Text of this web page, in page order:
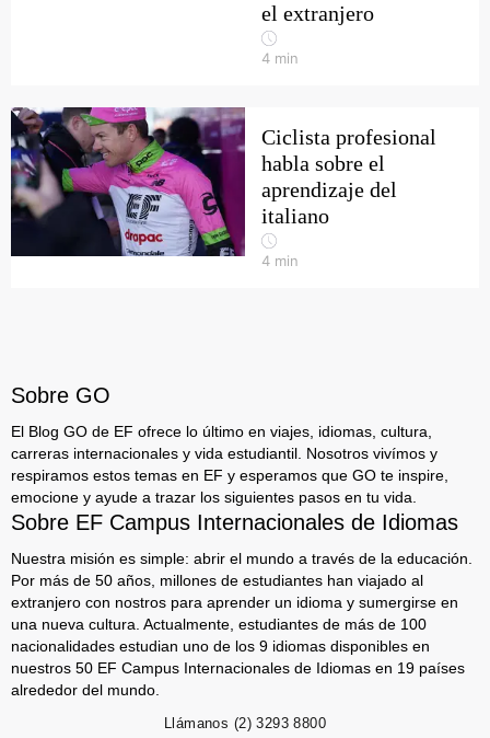
el extranjero
4 min
Ciclista profesional
habla sobre el
aprendizaje del
italiano
4 min
Sobre GO
El Blog GO de EF ofrece lo último en viajes, idiomas, cultura,
carreras internacionales y vida estudiantil. Nosotros vivímos y
respiramos estos temas en EF y esperamos que GO te inspire,
emocione y ayude a trazar los siguientes pasos en tu vida.
Sobre EF Campus Internacionales de Idiomas
Nuestra misión es simple: abrir el mundo a través de la educación.
Por más de 50 años, millones de estudiantes han viajado al
extranjero con nostros para aprender un idioma y sumergirse en
una nueva cultura. Actualmente, estudiantes de más de 100
nacionalidades estudian uno de los 9 idiomas disponibles en
nuestros 50 EF Campus Internacionales de Idiomas en 19 países
alrededor del mundo.
Llámanos (2) 3293 8800